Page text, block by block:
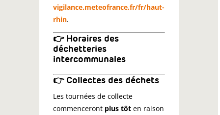
vigilance.meteofrance.fr/fr/haut-
rhin.
👉 Horaires des
déchetteries
intercommunales
👉 Collectes des déchets
Les tournées de collecte
commenceront plus tôt en raison